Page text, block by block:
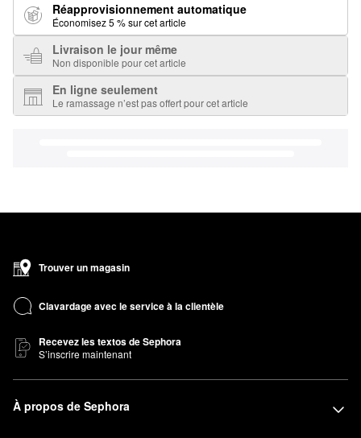
Réapprovisionnement automatique
Économisez 5 % sur cet article
Livraison le jour même
Non disponible pour cet article
En ligne seulement
Le ramassage n’est pas offert pour cet article
Trouver un magasin
Clavardage avec le service à la clientèle
Recevez les textos de Sephora
S’inscrire maintenant
À propos de Sephora